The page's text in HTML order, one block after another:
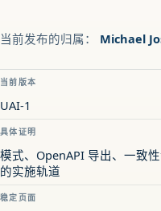
当前发布的归属： Michael
当前版本
UAI-1
具体证明
模式、OpenAPI 导出、一致
的实施轨道
稳定页面